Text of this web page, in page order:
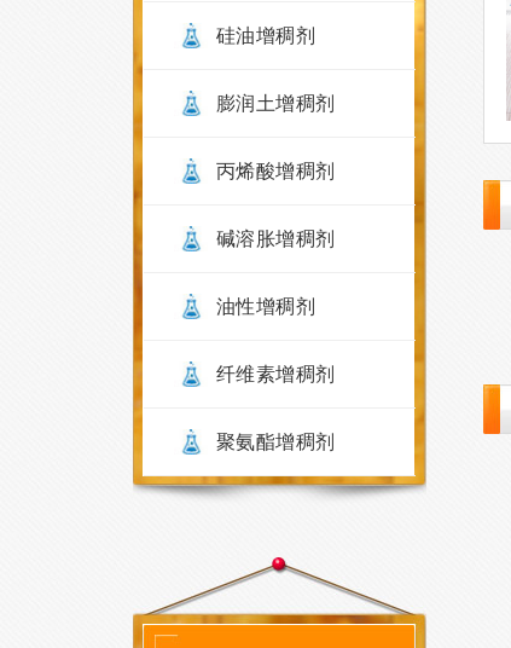
硅油增稠剂
膨润土增稠剂
丙烯酸增稠剂
碱溶胀增稠剂
油性增稠剂
纤维素增稠剂
聚氨酯增稠剂